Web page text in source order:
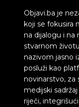
Objavi.ba je
koji se fokusira
na dijalogu i na
stvarnom
nazivom jasno
posluži kao
novinarstvo, za
medijski
riječi,